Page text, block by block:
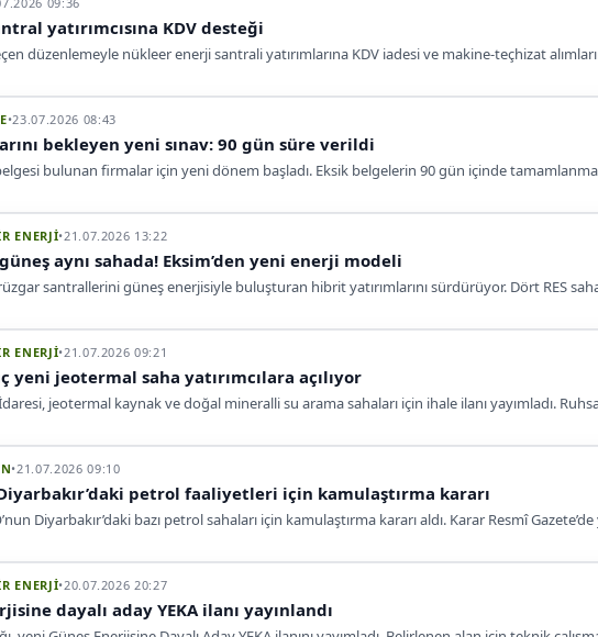
yatırımcısına KDV desteği
düzenlemeyle nükleer enerji santrali yatırımlarına KDV iadesi ve makine-teçhizat
•23.07.2026 08:43
bekleyen yeni sınav: 90 gün süre verildi
bulunan firmalar için yeni dönem başladı. Eksik belgelerin 90 gün içinde
ENERJİ•21.07.2026 13:22
aynı sahada! Eksim’den yeni enerji modeli
santrallerini güneş enerjisiyle buluşturan hibrit yatırımlarını sürdürüyor. Dört RES
ENERJİ•21.07.2026 09:21
yeni jeotermal saha yatırımcılara açılıyor
jeotermal kaynak ve doğal mineralli su arama sahaları için ihale ilanı yayımladı.
•21.07.2026 09:10
Diyarbakır’daki petrol faaliyetleri için kamulaştırma kararı
Diyarbakır’daki bazı petrol sahaları için kamulaştırma kararı aldı. Karar Resmî
ENERJİ•20.07.2026 20:27
dayalı aday YEKA ilanı yayınlandı